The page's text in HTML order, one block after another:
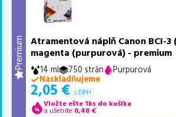
Premium
Atramentová náplň Canon BCI-3
magenta (purpurová) - premium
14 ml 750 strán
Purpurová
Naskladňujeme
2,05 € s DPH
Vložte ešte 1ks do košíka
a ušetríte 0,48 €